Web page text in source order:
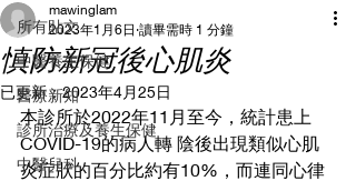
所有貼文
中醫養生保健
醫療新知
診所治療及養生保健
中醫兒科
慎防新冠後心肌炎
mawinglam
2023年1月6日 讀畢需時 1 分鐘
已更新：2023年4月25日
本診所於2022年11月至今，統計患上
COVID-19的病人轉 陰後出現類似心肌
炎症狀的百分比約有10%，而連同心律